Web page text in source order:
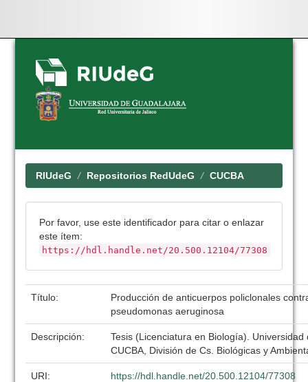
Skip
navigation
RIUdeG Repositorios RedUdeG CUCBA
Por favor, use este identificador para citar o enlazar
este ítem:
https://hdl.handle.net/20.500.12104/77308
Título:
Producción de anticuerpos policlonales
pseudomonas aeruginosa
Descripción:
Tesis (Licenciatura en Biología). Universidad
CUCBA, División de Cs. Biológicas y
URI: https://hdl.handle.net/20.500.12104/77308